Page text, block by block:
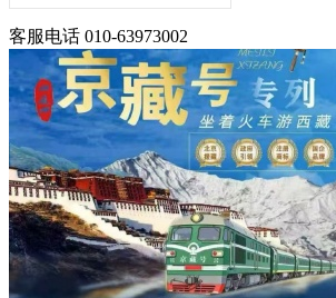
客服电话 010-63973002